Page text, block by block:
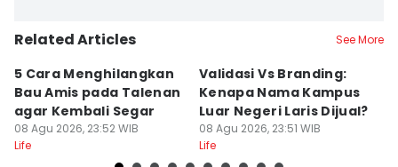
Related Articles See More
5 Cara Menghilangkan
Bau Amis pada Talenan
agar Kembali Segar
08 Agu 2026, 23:52 WIB
Life
Validasi Vs Branding:
Kenapa Nama Kampus
Luar Negeri Laris Dijual?
08 Agu 2026, 23:51 WIB
Life